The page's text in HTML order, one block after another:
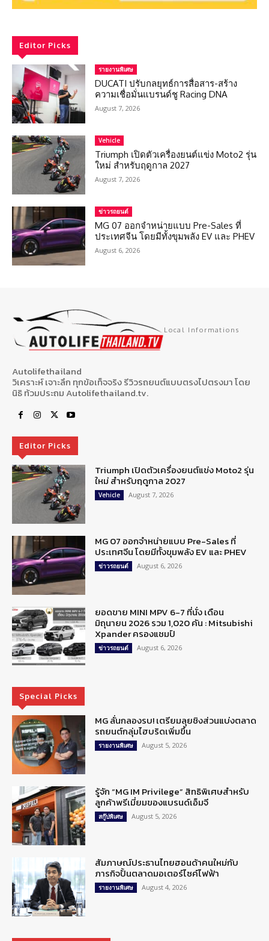
Editor Picks
รายงานพิเศษ
DUCATI ปรับกลยุทธ์การสื่อสาร-สร้าง
ความเชื่อมั่นแบรนด์ชู Racing DNA
August 7, 2026
Vehicle
Triumph เปิดตัวเครื่องยนต์แข่ง Moto2 รุ่น
ใหม่ สำหรับฤดูกาล 2027
August 7, 2026
ข่าวรถยนต์
MG 07 ออกจำหน่ายแบบ Pre-Sales ที่
ประเทศจีน โดยมีทั้งขุมพลัง EV และ PHEV
August 6, 2026
Local Informations
Autolifethailand
วิเคราะห์ เจาะลึก ทุกข้อเท็จจริง รีวิวรถยนต์แบบตรงไปตรงมา โดย
นิธิ ท้วมประถม Autolifethailand.tv.
Editor Picks
Triumph เปิดตัวเครื่องยนต์แข่ง Moto2 รุ่น
ใหม่ สำหรับฤดูกาล 2027
Vehicle August 7, 2026
MG 07 ออกจำหน่ายแบบ Pre-Sales ที่
ประเทศจีน โดยมีทั้งขุมพลัง EV และ PHEV
ข่าวรถยนต์ August 6, 2026
ยอดขาย MINI MPV 6-7 ที่นั่ง เดือน
มิถุนายน 2026 รวม 1,020 คัน : Mitsubishi
Xpander ครองแชมป์
ข่าวรถยนต์ August 6, 2026
Special Picks
MG ลั่นกลองรบ! เตรียมลุยชิงส่วนแบ่งตลาด
รถยนต์กลุ่มไฮบริดเพิ่มขึ้น
รายงานพิเศษ August 5, 2026
รู้จัก “MG IM Privilege” สิทธิพิเศษสำหรับ
ลูกค้าพรีเมี่ยมของแบรนด์เอ็มจี
สกู๊ปพิเศษ August 5, 2026
สัมภาษณ์ประธานไทยฮอนด้าคนใหม่กับ
ภารกิจปั้นตลาดมอเตอร์ไซค์ไฟฟ้า
รายงานพิเศษ August 4, 2026